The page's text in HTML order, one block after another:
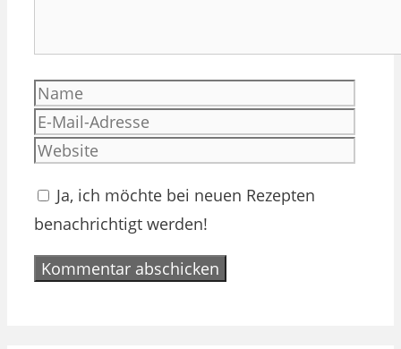
Name
Ja, ich möchte bei neuen Rezepten
benachrichtigt werden!